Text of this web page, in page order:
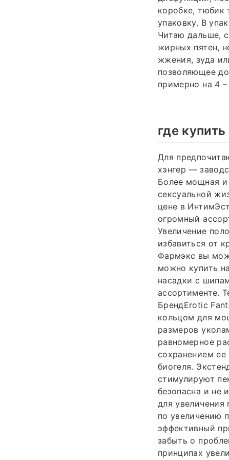
коробке, тюбик
упаковку. В
Читаю дальше,
жирных пятен,
жжения, зуда
позволяющее
примерно на 4
где
Для
хэнгер —
Более мощная и
сексуальной
цене в
огромный
Увеличение
избавиться от
Фармэкс вы
можно купить
насадки с
ассортименте.
БрендErotic
кольцом для
размеров
равномерное
сохранением
биогеля.
стимулируют
безопасна и не
для
по увеличению
эффективный
забыть о
принципах